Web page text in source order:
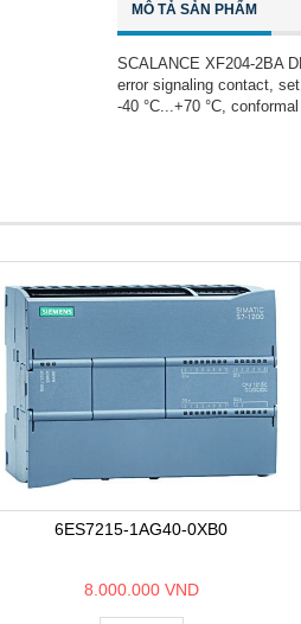
MÔ TẢ SẢN PHẨM
SCALANCE XF204-2BA
error signaling contact,
-40 °C...+70 °C,
6ES7215-1AG40-0XB0
8.000.000 VND